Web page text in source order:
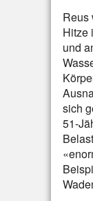
Reus
Hitze
und
sich
51-